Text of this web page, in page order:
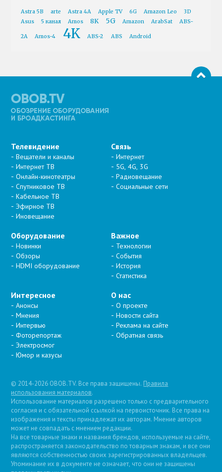
Astra 5B arte Astra 4A Apple TV 6G Amazon Leo
3D
Asus
5 канал Amos 8K 5G Amazon ArabSat ABS-
2A Amos-4 4K ABS-2 ABS Android
Телевидение
Вещатели и каналы
Интернет ТВ
Онлайн-кинотеатры
Спутниковое ТВ
Кабельное ТВ
Эфирное ТВ
Иновещание
Связь
Интернет
5G, 4G, 3G
Радиовещание
Социальные сети
Оборудование
Новинки
Обзоры
HDMI оборудование
Важное
Технологии
События
История
Статистика
Интересное
Анонсы
Мнения
Интервью
Фоторепортаж
Электросмог
Юмор и казусы
О нас
О проекте
Новости сайта
Реклама на сайте
Обратная связь
© 2014-2026 OBOB.TV. Все права защищены. Правила
использования материалов.
Использование материалов разрешено только с предварительного
согласия и с обязательной ссылкой на первоисточник. Все права на
изображения и тексты принадлежат их авторам. Мнение авторов
может не совпадать с мнением редакции.
На все товарные знаки и названия брендов, используемые на сайте,
распространяется законодательство по товарным знакам, и все они
являются собственностью своих зарегистрированных владельцев.
Упоминание их в документе не означает, что они не защищены